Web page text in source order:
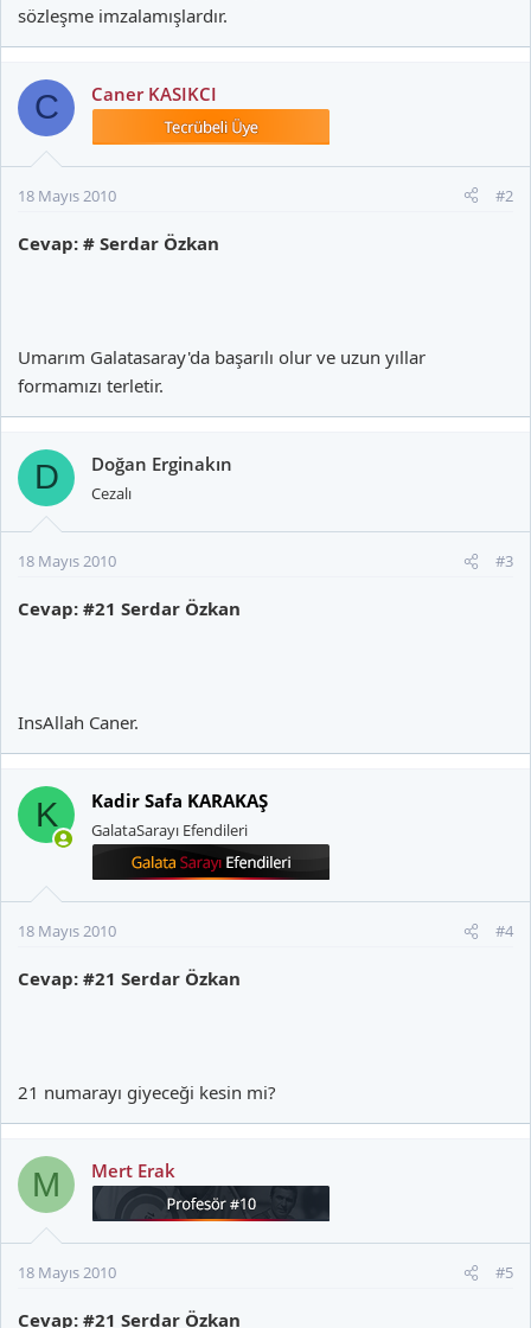
sözleşme imzalamışlardır.
C Caner KASIKCI
18 Mayıs 2010 #2
Cevap: # Serdar Özkan
Umarım Galatasaray'da başarılı olur ve uzun yıllar
formamızı terletir.
D Doğan Erginakın
Cezalı
18 Mayıs 2010 #3
Cevap: #21 Serdar Özkan
InsAllah Caner.
K Kadir Safa KARAKAŞ
GalataSarayı Efendileri
18 Mayıs 2010 #4
Cevap: #21 Serdar Özkan
21 numarayı giyeceği kesin mi?
M Mert Erak
18 Mayıs 2010 #5
Cevap: #21 Serdar Özkan